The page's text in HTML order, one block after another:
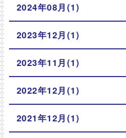
2024年08月(1)
2023年12月(1)
2023年11月(1)
2022年12月(1)
2021年12月(1)